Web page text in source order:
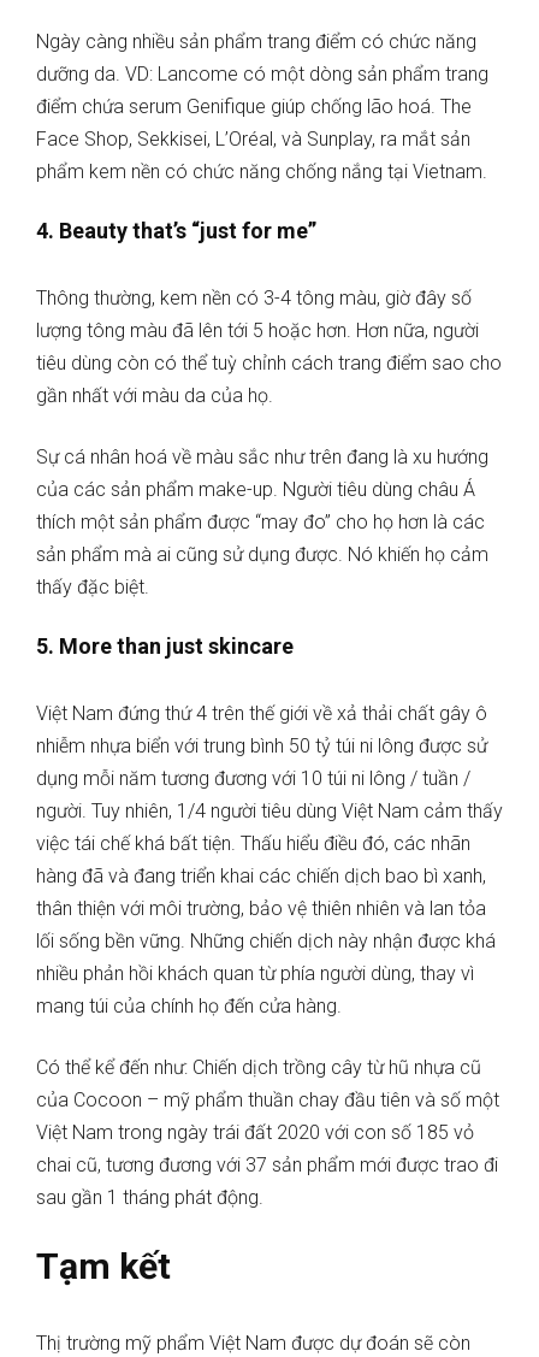
Ngày càng nhiều sản phẩm trang điểm có chức năng
dưỡng da. VD: Lancome có một dòng sản phẩm trang
điểm chứa serum Genifique giúp chống lão hoá. The
Face Shop, Sekkisei, L’Oréal, và Sunplay, ra mắt sản
phẩm kem nền có chức năng chống nắng tại Vietnam.
4. Beauty that’s “just for me”
Thông thường, kem nền có 3-4 tông màu, giờ đây số
lượng tông màu đã lên tới 5 hoặc hơn. Hơn nữa, người
tiêu dùng còn có thể tuỳ chỉnh cách trang điểm sao cho
gần nhất với màu da của họ.
Sự cá nhân hoá về màu sắc như trên đang là xu hướng
của các sản phẩm make-up. Người tiêu dùng châu Á
thích một sản phẩm được “may đo” cho họ hơn là các
sản phẩm mà ai cũng sử dụng được. Nó khiến họ cảm
thấy đặc biệt.
5. More than just skincare
Việt Nam đứng thứ 4 trên thế giới về xả thải chất gây ô
nhiễm nhựa biển với trung bình 50 tỷ túi ni lông được sử
dụng mỗi năm tương đương với 10 túi ni lông / tuần /
người. Tuy nhiên, 1/4 người tiêu dùng Việt Nam cảm thấy
việc tái chế khá bất tiện. Thấu hiểu điều đó, các nhãn
hàng đã và đang triển khai các chiến dịch bao bì xanh,
thân thiện với môi trường, bảo vệ thiên nhiên và lan tỏa
lối sống bền vững. Những chiến dịch này nhận được khá
nhiều phản hồi khách quan từ phía người dùng, thay vì
mang túi của chính họ đến cửa hàng.
Có thể kể đến như: Chiến dịch trồng cây từ hũ nhựa cũ
của Cocoon – mỹ phẩm thuần chay đầu tiên và số một
Việt Nam trong ngày trái đất 2020 với con số 185 vỏ
chai cũ, tương đương với 37 sản phẩm mới được trao đi
sau gần 1 tháng phát động.
Tạm kết
Thị trường mỹ phẩm Việt Nam được dự đoán sẽ còn